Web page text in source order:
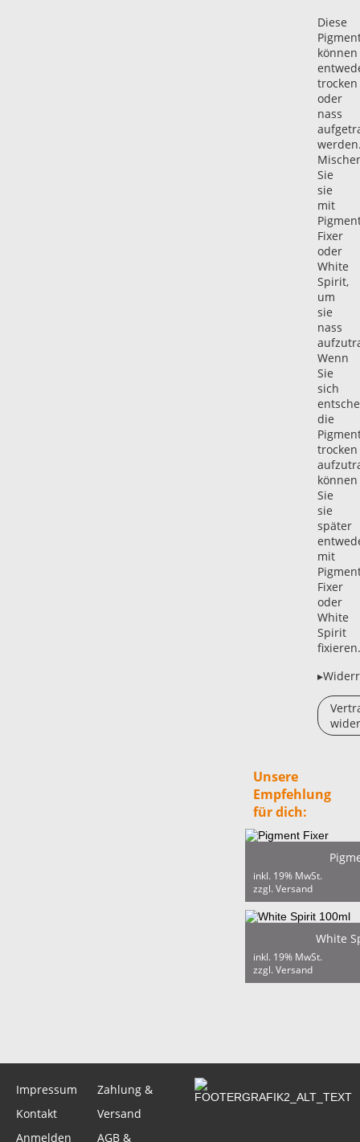
Diese
können
trocken
oder
nass
Sie
sie
mit
Fixer
oder
White
Spirit,
um
sie
nass
Wenn
Sie
sich
die
trocken
können
Sie
sie
später
mit
Fixer
oder
White
Spirit
fixieren.
Unsere
Empfehlung
für dich:
inkl. 19% MwSt.
zzgl. Versand
White
inkl. 19% MwSt.
zzgl. Versand
Impressum
Kontakt
Anmelden
Zahlung &
Versand
AGB &